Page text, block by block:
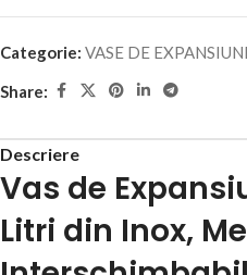
Categorie: VASE DE
Share:
Descriere
Vas de
Litri din Inox,